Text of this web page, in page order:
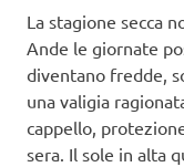
La stagione secca
Ande le giornate
diventano fredde,
una valigia
cappello,
sera. Il sole in alta